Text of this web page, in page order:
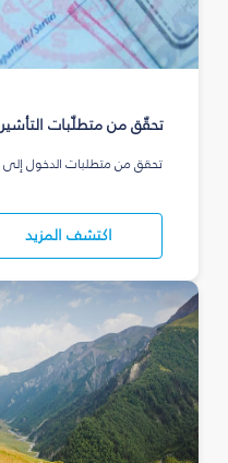
تحقّق من متطلّبات
تحقق من متطلبات الدخول إلى
اكتشف المزيد